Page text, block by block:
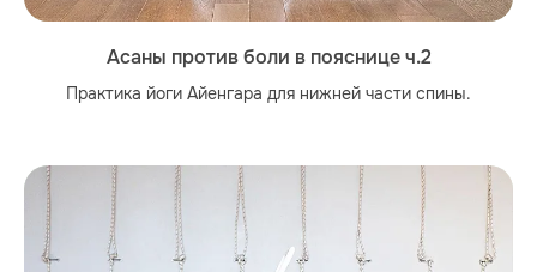
Асаны против боли в пояснице ч.2
Практика йоги Айенгара для нижней части спины.